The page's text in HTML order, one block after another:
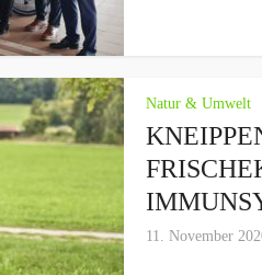
Natur & Umwelt
11. November